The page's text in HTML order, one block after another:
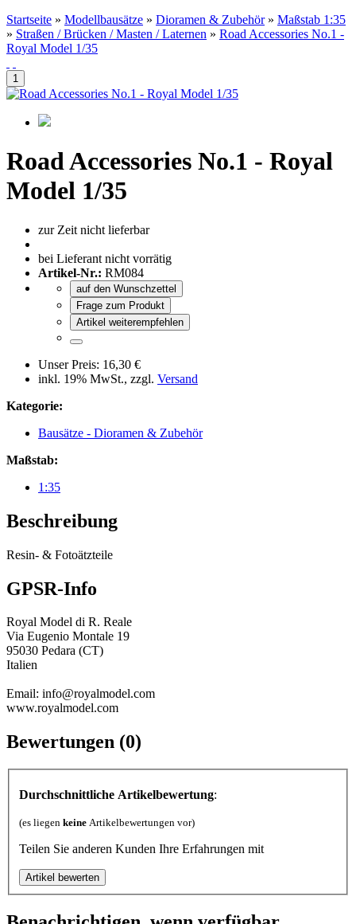
Startseite » Modellbausätze » Dioramen & Zubehör» Maßstab 1:35
» Straßen / Brücken / Masten / Laternen » Road Accessories No.1 -
Royal Model 1/35
Road Accessories No.1 - Royal
Model 1/35
zur Zeit nicht lieferbar
bei Lieferant nicht vorrätig
Artikel-Nr.: RM084
auf den Wunschzettel
Frage zum Produkt
Artikel weiterempfehlen
Unser Preis: 16,30 €
inkl. 19% MwSt., zzgl. Versand
Kategorie:
Bausätze - Dioramen & Zubehör
Maßstab:
1:35
Beschreibung
Resin- & Fotoätzteile
GPSR-Info
Royal Model di R. Reale
Via Eugenio Montale 19
95030 Pedara (CT)
Italien
Email: info@royalmodel.com
www.royalmodel.com
Bewertungen (0)
Durchschnittliche Artikelbewertung:
(es liegen keine Artikelbewertungen vor)
Teilen Sie anderen Kunden Ihre Erfahrungen mit